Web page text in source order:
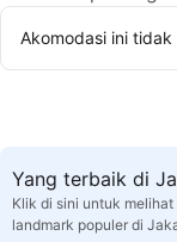
Akomodasi ini
Yang terbaik di
Klik di sini untuk
landmark populer di